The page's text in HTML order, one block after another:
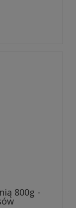
800g -